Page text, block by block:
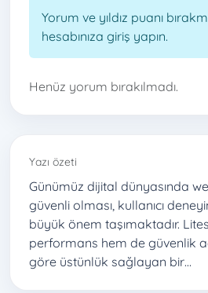
Yorum ve yıldız puanı
hesabınıza giriş yapın.
Henüz yorum bırakılmadı.
Yazı özeti
Günümüz dijital dünyasında
güvenli olması, kullanıcı
büyük önem taşımaktadır.
performans hem de güvenlik
göre üstünlük sağlayan bir…